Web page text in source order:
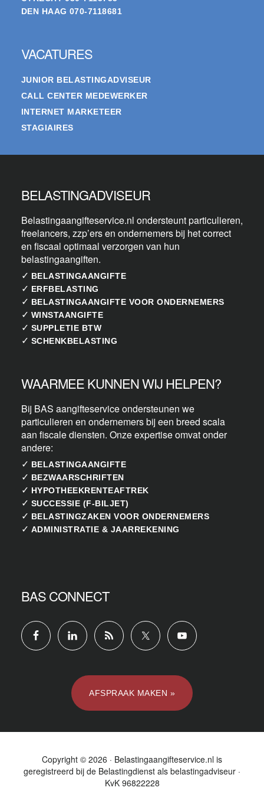
DEN HAAG 070-7118681
VACATURES
JUNIOR BELASTINGADVISEUR
CALL CENTER MEDEWERKER
INTERNET MARKETEER
STAGIAIRES
BELASTINGADVISEUR
Belastingaangifteservice.nl ondersteunt particulieren,
freelancers, zzp’ers en ondernemers bij het correct
en fiscaal optimaal verzorgen van hun
belastingaangiften.
✓ BELASTINGAANGIFTE
✓ ERFBELASTING
✓ BELASTINGAANGIFTE VOOR ONDERNEMERS
✓ WINSTAANGIFTE
✓ SUPPLETIE BTW
✓ SCHENKBELASTING
WAARMEE KUNNEN WIJ HELPEN?
Bij BAS aangifteservice ondersteunen we
particulieren en ondernemers bij een breed scala
aan fiscale diensten. Onze expertise omvat onder
andere:
✓ BELASTINGAANGIFTE
✓ BEZWAARSCHRIFTEN
✓ HYPOTHEEKRENTEAFTREK
✓ SUCCESSIE (F-BILJET)
✓ BELASTINGZAKEN VOOR ONDERNEMERS
✓ ADMINISTRATIE & JAARREKENING
BAS CONNECT
AFSPRAAK MAKEN »
Copyright © 2026 · Belastingaangifteservice.nl is
geregistreerd bij de Belastingdienst als belastingadviseur ·
KvK 96822228